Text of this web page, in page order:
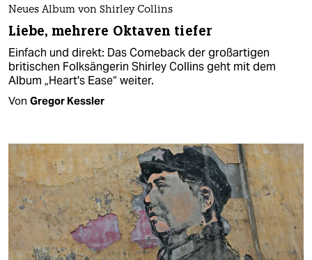
Neues Album von Shirley Collins
Liebe, mehrere Oktaven tiefer
Einfach und direkt: Das Comeback der großartigen
britischen Folksängerin Shirley Collins geht mit dem
Album „Heart's Ease“ weiter.
Von Gregor Kessler